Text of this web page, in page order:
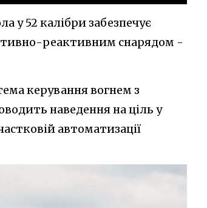
у 52 калібри забезпечує
реактивним снарядом -
керування вогнем з
наведення на ціль у
автоматизації